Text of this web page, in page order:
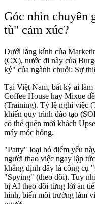
Góc nhìn chuyên
tù" cảm xúc?
Dưới lăng kính của
(CX), nước đi này của
kỷ" của ngành chuỗi: Sự
Tại Việt Nam, bất kỳ ai
Coffee House hay Mixue
(Training). Tỷ lệ nghỉ việc
khiến quy trình đào tạo
có thể quên mời khách
máy móc hỏng.
"Patty" loại bỏ điểm yếu
người thạo việc ngay lập
khẳng định đây là công cụ
"Spying" (theo dõi). Tuy
bị AI theo dõi từng lời ăn
hình, biến môi trường làm